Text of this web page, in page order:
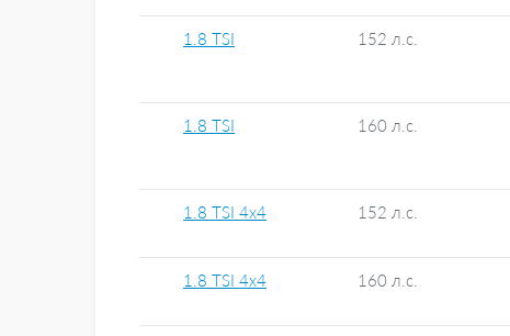
1.8 TSI 152 л.с.
1.8 TSI 160 л.с.
1.8 TSI 4x4 152 л.с.
1.8 TSI 4x4 160 л.с.